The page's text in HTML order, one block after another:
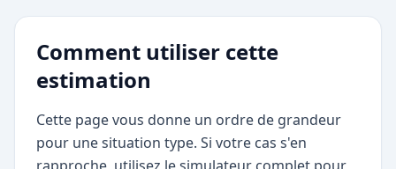
Comment utiliser cette
estimation
Cette page vous donne un ordre de grandeur
pour une situation type. Si votre cas s'en